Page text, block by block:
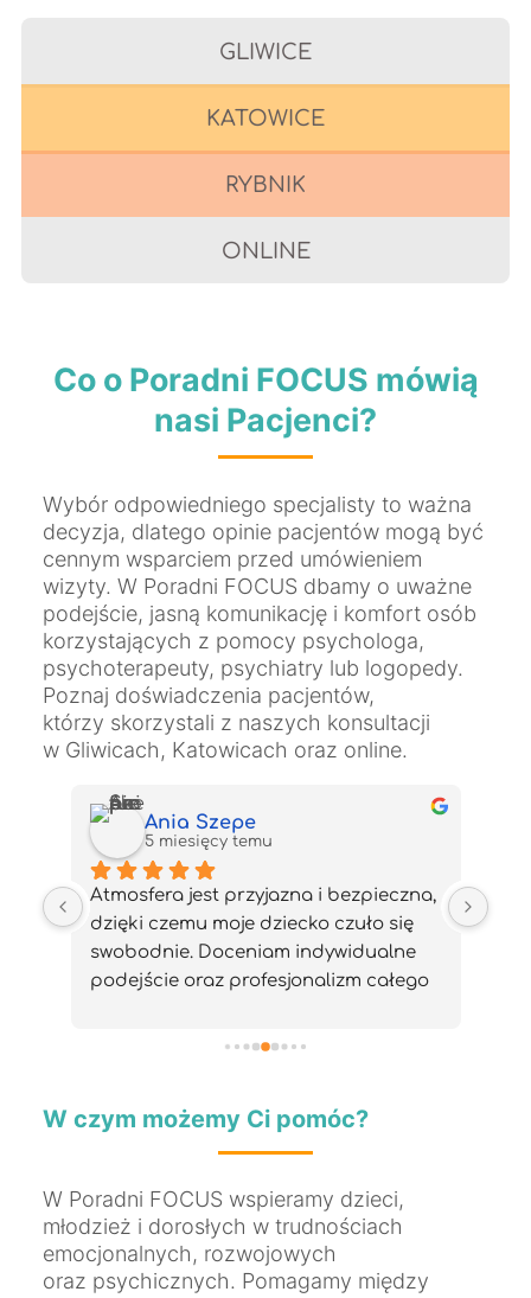
GLIWICE
KATOWICE
RYBNIK
ONLINE
Co o Poradni FOCUS mówią
nasi Pacjenci?
Wybór odpowiedniego specjalisty to ważna
decyzja, dlatego opinie pacjentów mogą być
cennym wsparciem przed umówieniem
wizyty. W Poradni FOCUS dbamy o uważne
podejście, jasną komunikację i komfort osób
korzystających z pomocy psychologa,
psychoterapeuty, psychiatry lub logopedy.
Poznaj doświadczenia pacjentów,
którzy skorzystali z naszych konsultacji
w Gliwicach, Katowicach oraz online.
Jacek Nawrot
6 miesięcy temu
Polecam serdecznie.Pani Ania
w rejestracji bardzo życzliwa
i pomocna za co bardzo dziękuję
W czym możemy Ci pomóc?
W Poradni FOCUS wspieramy dzieci,
młodzież i dorosłych w trudnościach
emocjonalnych, rozwojowych
oraz psychicznych. Pomagamy między